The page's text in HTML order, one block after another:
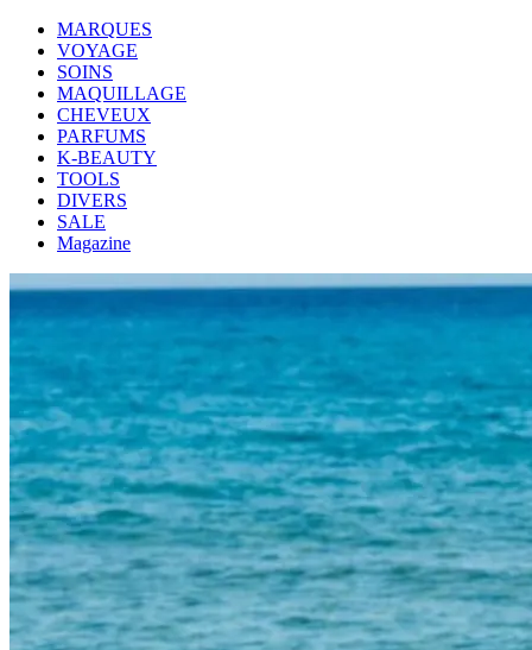
MARQUES
VOYAGE
SOINS
MAQUILLAGE
CHEVEUX
PARFUMS
K-BEAUTY
TOOLS
DIVERS
SALE
Magazine